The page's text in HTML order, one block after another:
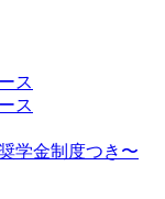
ス
ス
学金制度つき〜